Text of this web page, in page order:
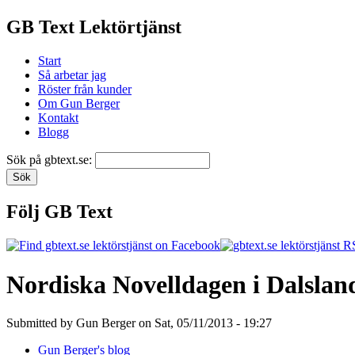
GB Text Lektörtjänst
Start
Så arbetar jag
Röster från kunder
Om Gun Berger
Kontakt
Blogg
Sök på gbtext.se:
Följ GB Text
Nordiska Novelldagen i
Submitted by Gun Berger on Sat, 05/11/2013 - 19:27
Gun Berger's blog